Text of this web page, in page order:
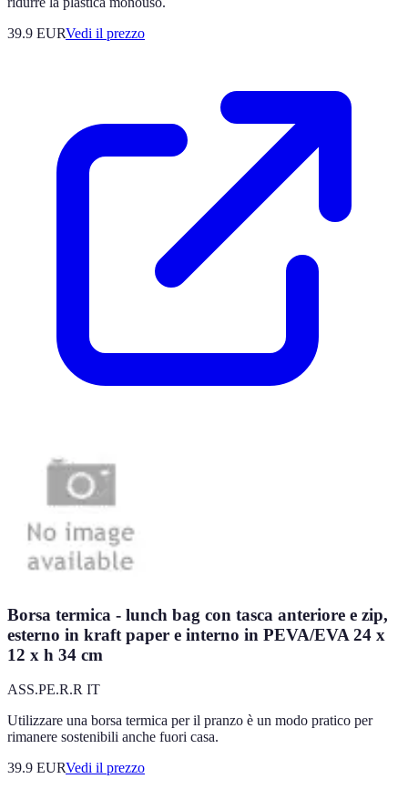
39.9 EURVedi il prezzo
Borsa termica - lunch bag con tasca anteriore e zip,
esterno in kraft paper e interno in PEVA/EVA 24 x
12 x h 34 cm
ASS.PE.R.R IT
Utilizzare una borsa termica per il pranzo è un modo pratico per
rimanere sostenibili anche fuori casa.
39.9 EURVedi il prezzo